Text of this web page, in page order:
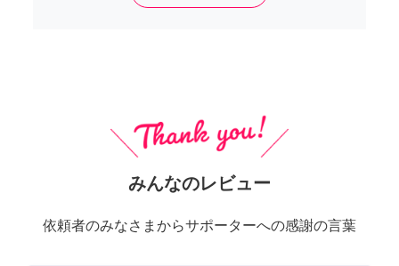
みんなのレビュー
依頼者のみなさまからサポーターへの感謝の言葉